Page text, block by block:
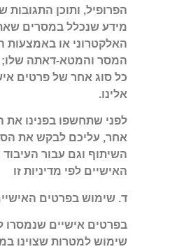
הפרופיל, ותוכן התגובות
מידע שנכלל במסרים
האלקטרוני או באמצעות
המסר והמטא-דאתה שלו;
כל סוג אחר של פרטים
אלינו.
לפני שתחשפו בפנינו
אחר, עליכם לבקש את
השיתוף וגם עבור
האישיים לפי מדיניות זו
ד. שימוש בפרטים
בפרטים אישיים שנמסרו
שימוש למטרות שצוינו